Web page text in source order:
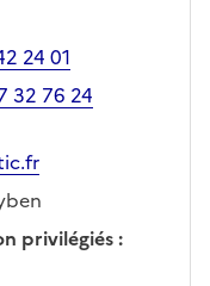
24 01
32 76 24
privilégiés: